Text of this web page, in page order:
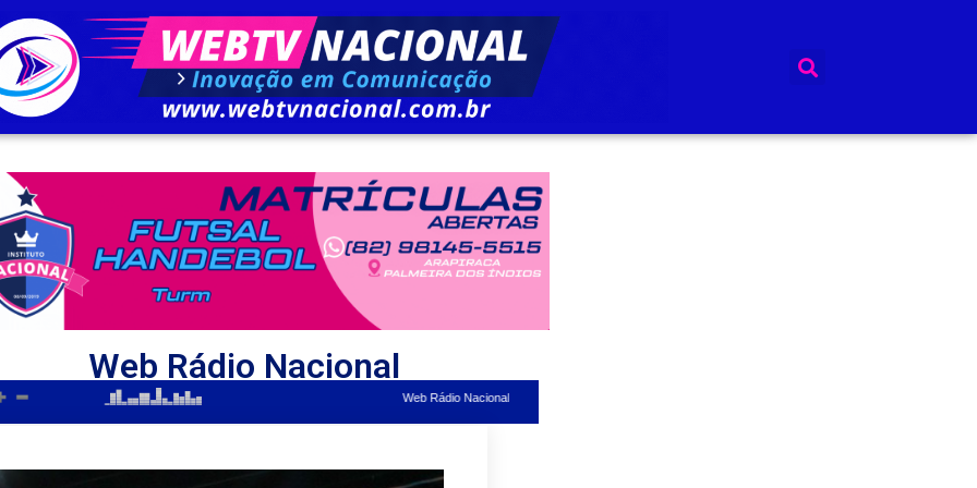
Web Rádio Nacional